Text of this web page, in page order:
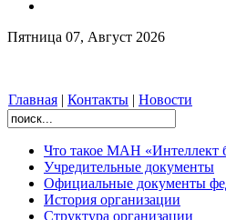
Пятница 07, Август 2026
Главная | Контакты | Новости
Что такое МАН «Интеллект
Учредительные документы
Официальные документы
История организации
Структура организации